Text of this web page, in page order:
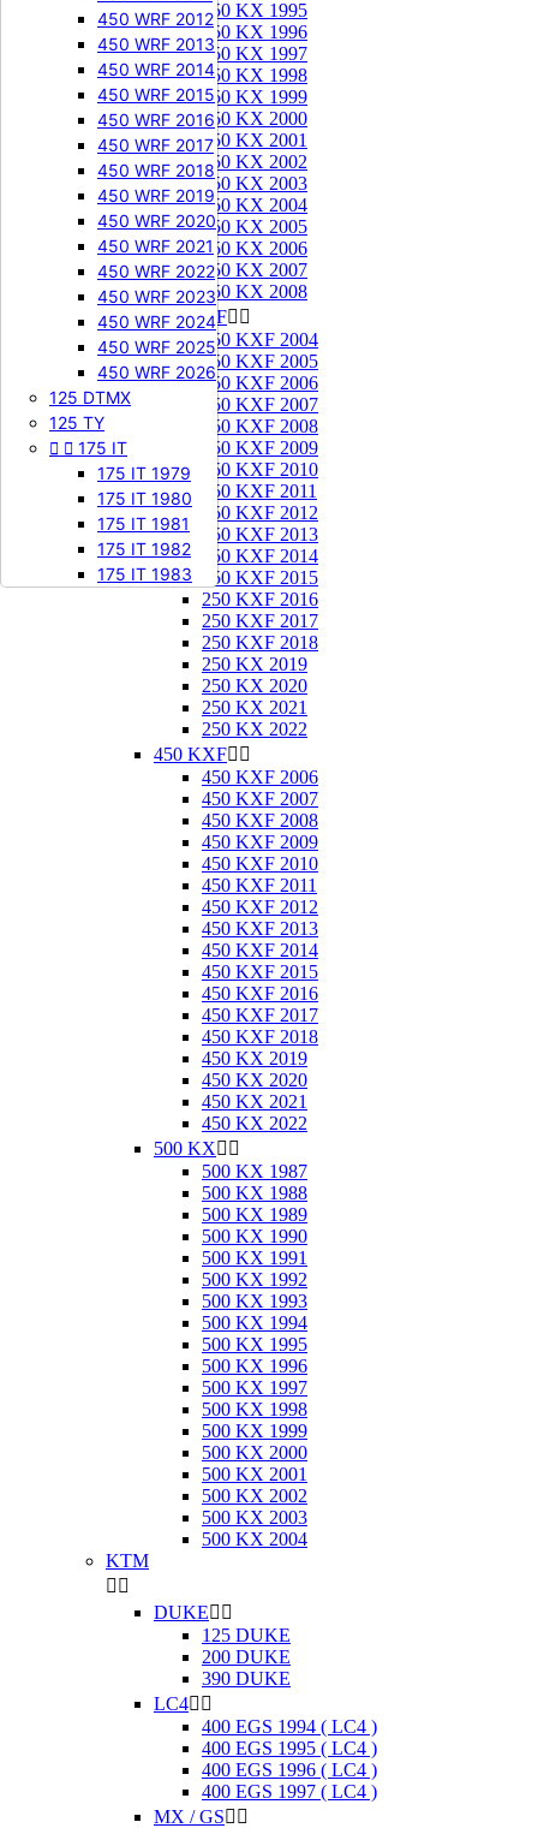
450 WRF 2012
450 WRF 2013
450 WRF 2014
450 WRF 2015
450 WRF 2016
450 WRF 2017
450 WRF 2018
450 WRF 2019
450 WRF 2020
450 WRF 2021
450 WRF 2022
450 WRF 2023
450 WRF 2024
450 WRF 2025
450 WRF 2026
125 DTMX
125 TY
  175 IT
175 IT 1979
175 IT 1980
175 IT 1981
175 IT 1982
175 IT 1983
250 KX 1995
250 KX 1996
250 KX 1997
250 KX 1998
250 KX 1999
250 KX 2000
250 KX 2001
250 KX 2002
250 KX 2003
250 KX 2004
250 KX 2005
250 KX 2006
250 KX 2007
250 KX 2008
250 KXF 
250 KXF 2004
250 KXF 2005
250 KXF 2006
250 KXF 2007
250 KXF 2008
250 KXF 2009
250 KXF 2010
250 KXF 2011
250 KXF 2012
250 KXF 2013
250 KXF 2014
250 KXF 2015
250 KXF 2016
250 KXF 2017
250 KXF 2018
250 KX 2019
250 KX 2020
250 KX 2021
250 KX 2022
450 KXF 
450 KXF 2006
450 KXF 2007
450 KXF 2008
450 KXF 2009
450 KXF 2010
450 KXF 2011
450 KXF 2012
450 KXF 2013
450 KXF 2014
450 KXF 2015
450 KXF 2016
450 KXF 2017
450 KXF 2018
450 KX 2019
450 KX 2020
450 KX 2021
450 KX 2022
500 KX 
500 KX 1987
500 KX 1988
500 KX 1989
500 KX 1990
500 KX 1991
500 KX 1992
500 KX 1993
500 KX 1994
500 KX 1995
500 KX 1996
500 KX 1997
500 KX 1998
500 KX 1999
500 KX 2000
500 KX 2001
500 KX 2002
500 KX 2003
500 KX 2004
KTM
 
DUKE 
125 DUKE
200 DUKE
390 DUKE
LC4 
400 EGS 1994 ( LC4 )
400 EGS 1995 ( LC4 )
400 EGS 1996 ( LC4 )
400 EGS 1997 ( LC4 )
MX / GS 